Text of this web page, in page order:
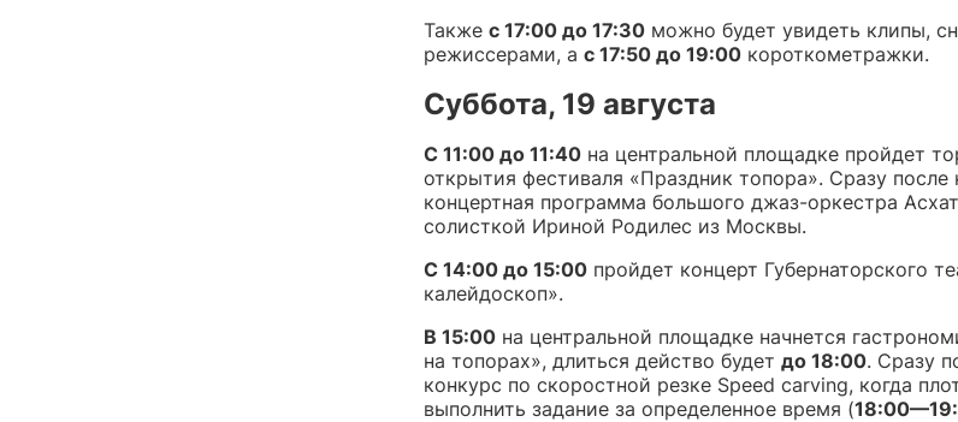
Также с 17:00 до 17:30 можно будет увидеть клипы,
режиссерами, а с 17:50 до 19:00 короткометражки.
Суббота, 19 августа
С 11:00 до 11:40 на центральной площадке пройдет
открытия фестиваля «Праздник топора». Сразу после
концертная программа большого джаз-оркестра
солисткой Ириной Родилес из Москвы.
С 14:00 до 15:00 пройдет концерт Губернаторского
калейдоскоп».
В 15:00 на центральной площадке начнется
на топорах», длиться действо будет до 18:00. Сразу
конкурс по скоростной резке Speed carving, когда
выполнить задание за определенное время (